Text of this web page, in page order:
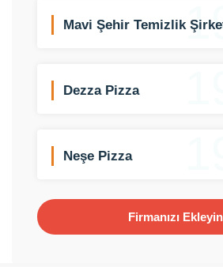
Mavi Şehir Temizlik
Dezza Pizza
Neşe Pizza
Firmanızı